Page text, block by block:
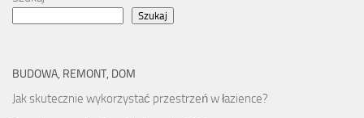
Szukaj
BUDOWA, REMONT, DOM
Jak skutecznie wykorzystać przestrzeń w łazience?